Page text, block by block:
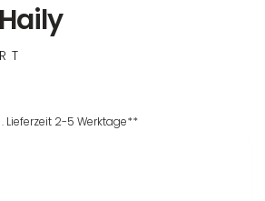
. Lieferzeit 2-5 Werktage**